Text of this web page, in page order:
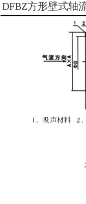
DFBZ方形壁式轴